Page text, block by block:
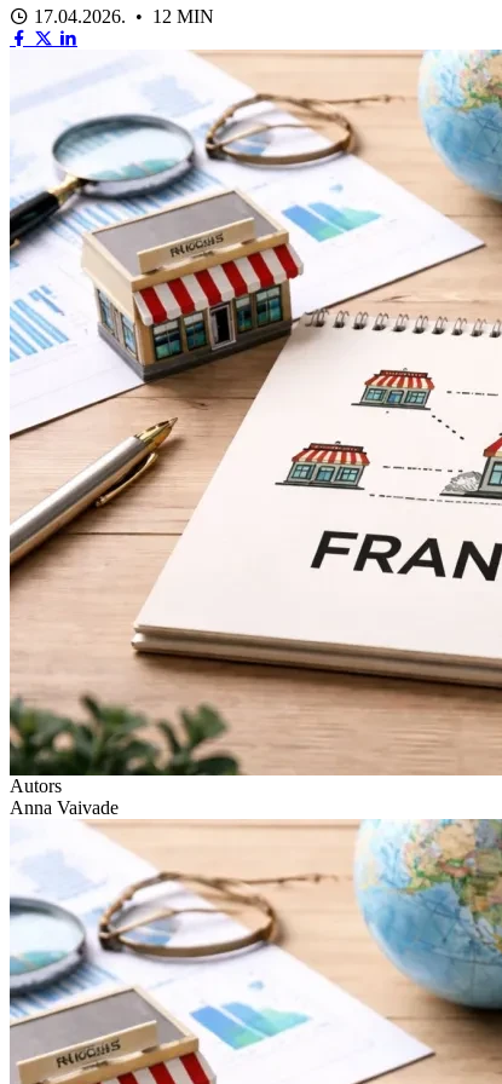
17.04.2026. • 12 MIN
Autors
Anna Vaivade